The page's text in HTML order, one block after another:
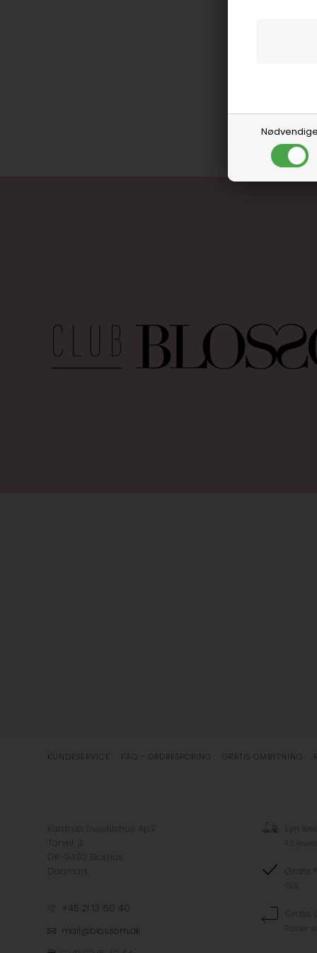
Nødvendige
& Tæpper",
KUNDESERVICE FAQ - ORDRESPORING GRATIS OMBYTNING
Kalstrup Livsstilshus ApS
Torvet 3
DK-9492 Blokhus
Danmark
+45 21 13 60 40
mail@blossom.dk
Lyn
Få
Passer